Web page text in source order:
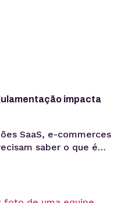
impacta
SaaS, e-commerces
saber o que é
a riscos
camada crítica de